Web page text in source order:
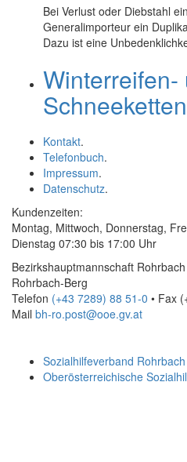
Bei Verlust oder Diebstahl
Generalimporteur ein
Dazu ist eine
Winterreifen-
Kontakt.
Telefonbuch.
Impressum.
Datenschutz.
Kundenzeiten:
Montag, Mittwoch, Donnerstag,
Dienstag 07:30 bis 17:00 Uhr
Bezirkshauptmannschaft Rohrbach
Rohrbach-Berg
Telefon (+43 7289) 88 51-0 • Fax
Mail bh-ro.post@ooe.gv.at
Sozialhilfeverband Rohrbach
Oberösterreichische